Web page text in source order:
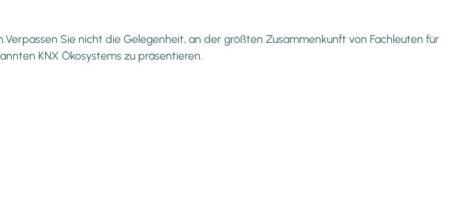
Sie nicht die Gelegenheit, an der größten Zusammenkunft von Fachleuten für
KNX Ökosystems zu präsentieren.